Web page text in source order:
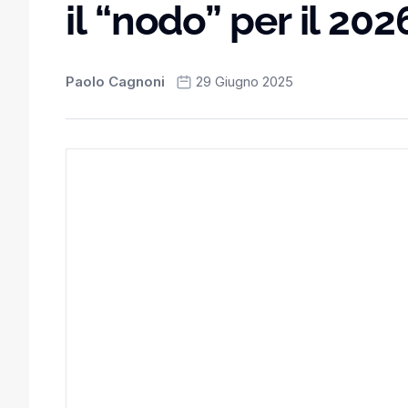
il “nodo” per il
Paolo Cagnoni 29 Giugno 2025